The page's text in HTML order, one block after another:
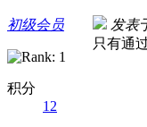
初级会员
积分
12
发表
只有通